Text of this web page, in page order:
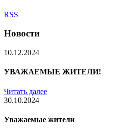
RSS
Новости
10.12.2024
УВАЖАЕМЫЕ ЖИТЕЛИ!
Читать далее
30.10.2024
Уважаемые жители